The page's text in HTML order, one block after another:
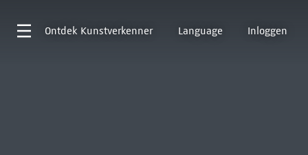
Ontdek Kunstverkenner Language Inloggen